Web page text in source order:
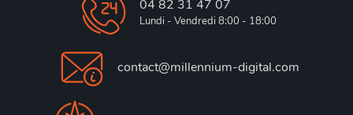
04 82 31 47 07
Lundi - Vendredi 8:00 - 18:00
contact@millennium-digital.com